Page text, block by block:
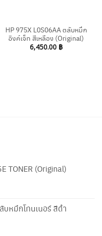
HP 975X L0S06AA ตลับหมึก
อิงค์เจ็ท สีเหลือง (Original)
6,450.00 ฿
TONER (Original)
บหมึกโทนเนอร์ สีดำ